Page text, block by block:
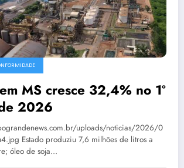
MS cresce 32,4% no 1º
2026
uploads/noticias/2026/0
Estado produziu 7,6 milhões de litros a
óleo de soja…